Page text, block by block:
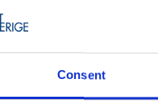
Consent
den vedeldade
sjön från badstegen
sjön och Hjo hamn.
Cirkapris